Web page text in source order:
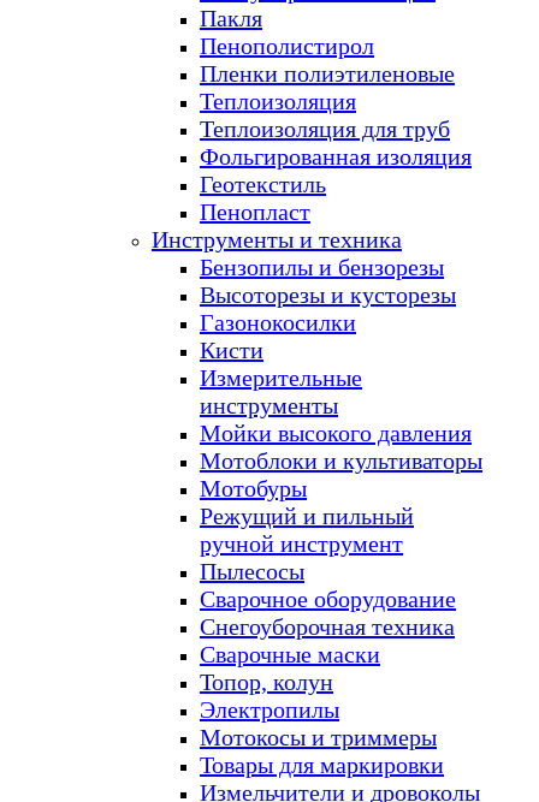
Пакля
Пенополистирол
Пленки полиэтиленовые
Теплоизоляция
Теплоизоляция для труб
Фольгированная изоляция
Геотекстиль
Пенопласт
Инструменты и техника
Бензопилы и бензорезы
Высоторезы и кусторезы
Газонокосилки
Кисти
Измерительные
инструменты
Мойки высокого давления
Мотоблоки и культиваторы
Мотобуры
Режущий и пильный
ручной инструмент
Пылесосы
Сварочное оборудование
Снегоуборочная техника
Сварочные маски
Топор, колун
Электропилы
Мотокосы и триммеры
Товары для маркировки
Измельчители и дровоколы